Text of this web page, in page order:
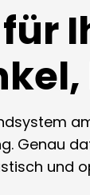
Genau
und